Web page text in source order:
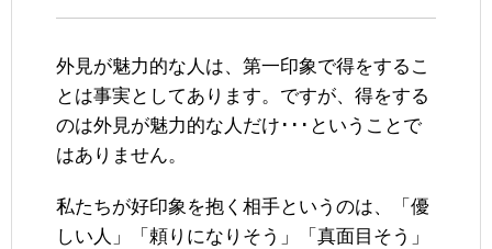
外見が魅力的な人は、第一印象で得をするこ
とは事実としてあります。ですが、得をする
のは外見が魅力的な人だけ･･･ということで
はありません。
私たちが好印象を抱く相手というのは、「優
しい人」「頼りになりそう」「真面目そう」